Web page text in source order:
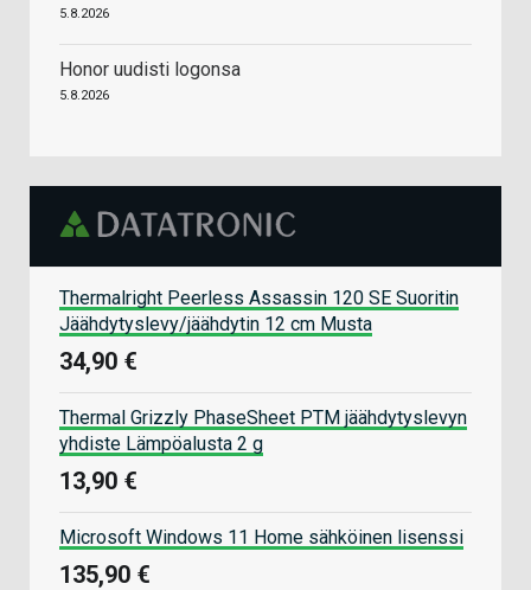
5.8.2026
Honor uudisti logonsa
5.8.2026
Thermalright Peerless Assassin 120 SE Suoritin
Jäähdytyslevy/jäähdytin 12 cm Musta
34,90 €
Thermal Grizzly PhaseSheet PTM jäähdytyslevyn
yhdiste Lämpöalusta 2 g
13,90 €
Microsoft Windows 11 Home sähköinen lisenssi
135,90 €